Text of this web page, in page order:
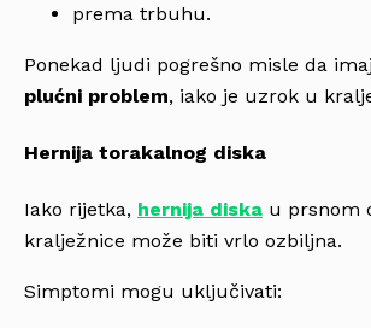
prema trbuhu.
Ponekad ljudi pogrešno misle da
plućni problem, iako je uzrok u
Hernija torakalnog diska
Iako rijetka, hernija diska u prsnom
kralježnice može biti vrlo ozbiljna.
Simptomi mogu uključivati: